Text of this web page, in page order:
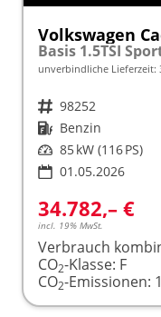
Volkswagen
unverbindliche Lieferzeit:
Fahrzeugnr. 98252
Kraftstoff Benzin
Leistung 85 kW (116 PS)
01.05.2026
34.782,– €
incl. 19% MwSt.
Verbrauch
CO2-Klasse: F
CO2-Emissionen: